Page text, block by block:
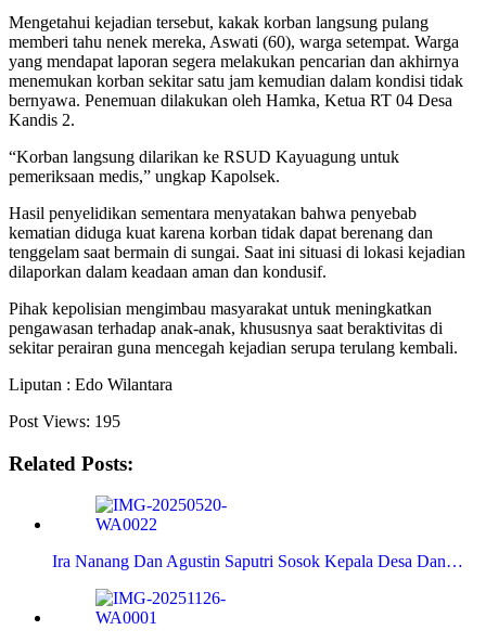
Mengetahui kejadian tersebut, kakak korban langsung pulang
memberi tahu nenek mereka, Aswati (60), warga setempat. Warga
yang mendapat laporan segera melakukan pencarian dan akhirnya
menemukan korban sekitar satu jam kemudian dalam kondisi tidak
bernyawa. Penemuan dilakukan oleh Hamka, Ketua RT 04 Desa
Kandis 2.
“Korban langsung dilarikan ke RSUD Kayuagung untuk
pemeriksaan medis,” ungkap Kapolsek.
Hasil penyelidikan sementara menyatakan bahwa penyebab
kematian diduga kuat karena korban tidak dapat berenang dan
tenggelam saat bermain di sungai. Saat ini situasi di lokasi kejadian
dilaporkan dalam keadaan aman dan kondusif.
Pihak kepolisian mengimbau masyarakat untuk meningkatkan
pengawasan terhadap anak-anak, khususnya saat beraktivitas di
sekitar perairan guna mencegah kejadian serupa terulang kembali.
Liputan : Edo Wilantara
Post Views: 195
Related Posts:
Ira Nanang Dan Agustin Saputri Sosok Kepala Desa Dan…